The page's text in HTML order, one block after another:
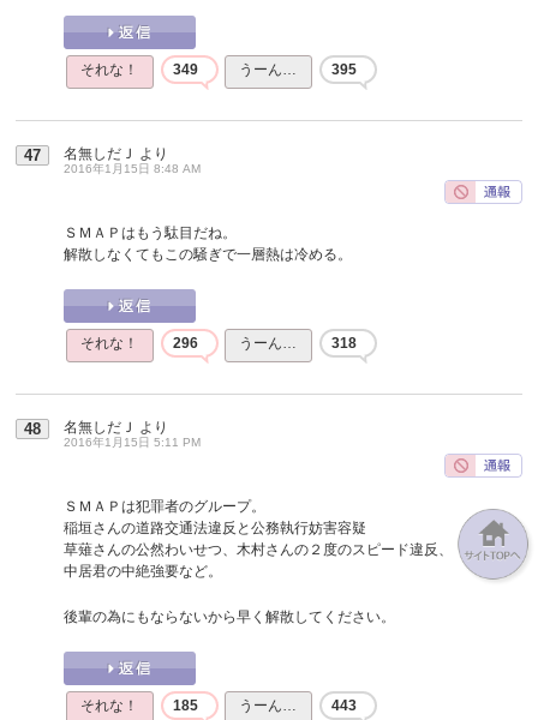
それな！ 349 うーん… 395
47 名無しだＪ より
2016年1月15日 8:48 AM
ＳＭＡＰはもう駄目だね。
解散しなくてもこの騒ぎで一層熱は冷める。
それな！ 296 うーん… 318
48 名無しだＪ より
2016年1月15日 5:11 PM
ＳＭＡＰは犯罪者のグループ。
稲垣さんの道路交通法違反と公務執行妨害容疑
草薙さんの公然わいせつ、木村さんの２度のスピード違反、
中居君の中絶強要など。
後輩の為にもならないから早く解散してください。
それな！ 185 うーん… 443